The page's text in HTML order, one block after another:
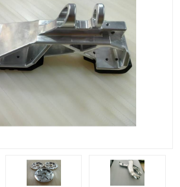
数控精密机加工
机床零件加工
数控机床加工